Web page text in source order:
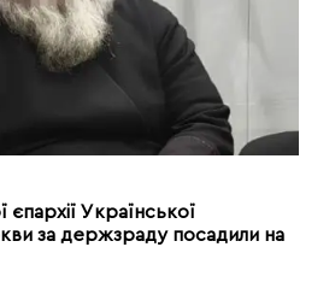
єпархії Української
за держзраду посадили на